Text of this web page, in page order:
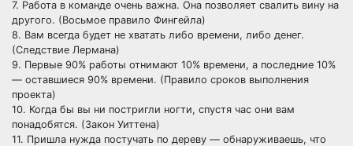
7. Работа в команде очень важна. Она позволяет свалить вину на
другого. (Восьмое правило Фингейла)
8. Вам всегда будет не хватать либо времени, либо денег.
(Следствие Лермана)
9. Первые 90% работы отнимают 10% времени, а последние 10%
— оставшиеся 90% времени. (Правило сроков выполнения
проекта)
10. Когда бы вы ни постригли ногти, спустя час они вам
понадобятся. (Закон Уиттена)
11. Пришла нужда постучать по дереву — обнаруживаешь, что